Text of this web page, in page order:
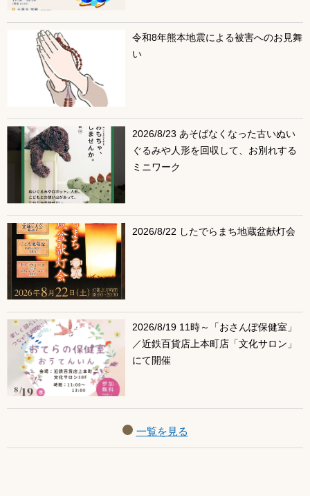
令和8年熊本地震による被害へのお見舞
い
2026/8/23 あそばなくなった古いぬい
ぐるみや人形を回収して、お別れする
ミニワーク
2026/8/22 したでらまち地蔵盆献灯会
2026/8/19 11時～「おさんぽ保健室」
／近鉄百貨店上本町店「文化サロン」
にて開催
一覧を見る